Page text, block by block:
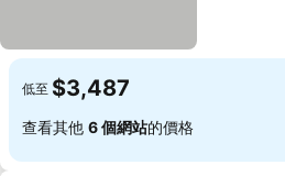
低至 $3,487
查看其他 6 個網站的價格